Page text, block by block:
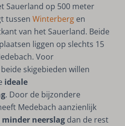
Sauerland op 500 meter
tussenWinterberg en
van het Sauerland. Beide
liggen op slechts 15
Voor
skigebieden willen
ideale
. Door de bijzondere
Medebach aanzienlijk
minder neerslag dan de rest